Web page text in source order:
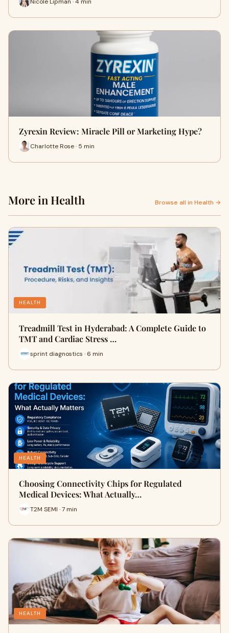
Zyrexin Review: Miracle Pill or Marketing Hype?
Charlotte Rose · 5 min
More in Health Browse all in Health →
HEALTH
Treadmill Test in Hyderabad: A Complete Guide to
TMT and Cardiac Stress …
sprint diagnostics · 6 min
HEALTH
Choosing Connectivity Chips for Regulated
Medical Devices: What Actually…
T2M SEMI · 7 min
HEALTH